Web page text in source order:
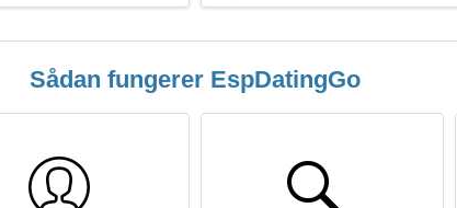
Sådan fungerer EspDatingGo